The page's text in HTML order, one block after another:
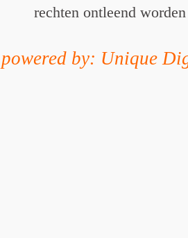
rechten ontleend worden
powered by: Unique